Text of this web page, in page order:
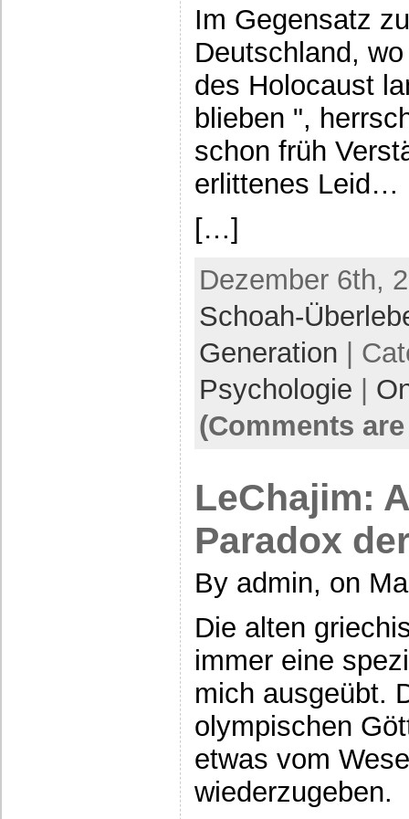
Im Gegensatz
Deutschland,
des Holocaust
blieben ",
schon früh
erlittenes Leid…
[…]
Dezember 6th,
Schoah-
Generation |
Psychologie
(Comments
LeChajim:
Paradox
By admin, on
Die alten
immer eine
mich ausgeübt.
olympischen
etwas vom
wiederzugeben.